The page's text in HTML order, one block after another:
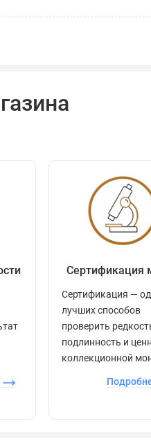
Сертификация
Сертификация —
лучших способов
проверить
подлинность и
коллекционной